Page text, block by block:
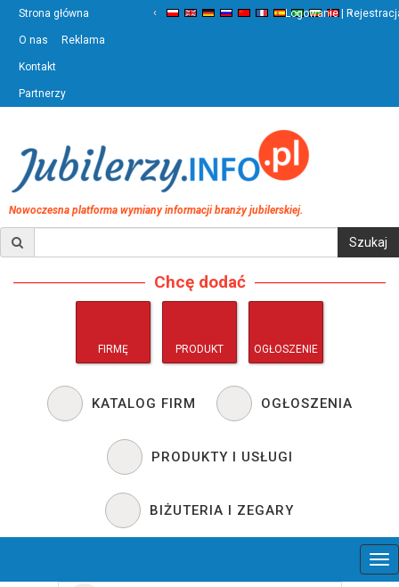
Strona główna
O nas Reklama
Kontakt
Partnerzy
‹ ›
Logowanie |
Nowoczesna platforma wymiany informacji branży jubilerskiej.
Chcę dodać
FIRMĘ PRODUKT OGŁOSZENIE
KATALOG FIRM OGŁOSZENIA
PRODUKTY I USŁUGI
BIŻUTERIA I ZEGARY